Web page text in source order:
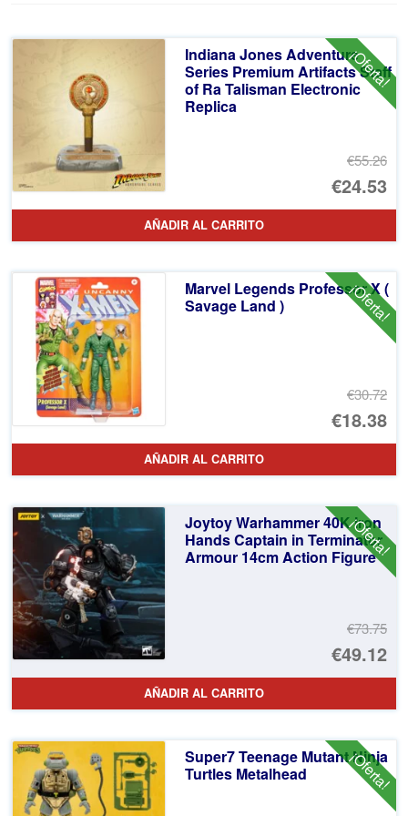
¡Oferta!
Indiana Jones Adventure
Series Premium Artifacts Staff
of Ra Talisman Electronic
Replica
€55.26
El
€24.53
El
AÑADIR AL CARRITO
¡Oferta!
Marvel Legends Professor X (
Savage Land )
€30.72
El
€18.38
El
AÑADIR AL CARRITO
¡Oferta!
Joytoy Warhammer 40K Iron
Hands Captain in Terminator
Armour 14cm Action Figure
€73.75
El
€49.12
El
AÑADIR AL CARRITO
¡Oferta!
Super7 Teenage Mutant Ninja
Turtles Metalhead